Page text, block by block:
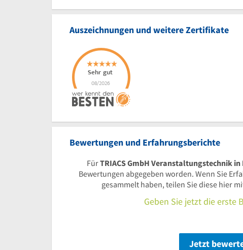
Auszeichnungen und weitere Zertifikate
Bewertungen und Erfahrungsberichte
FürTRIACS GmbH Veranstaltungstechnik in
Bewertungen abgegeben worden. Wenn Sie
gesammelt haben, teilen Sie diese hier
Geben Sie jetzt die erste
Jetzt